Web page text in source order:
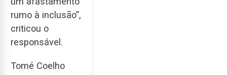
rumo à inclusão”,
criticou o
responsável.
Tomé Coelho